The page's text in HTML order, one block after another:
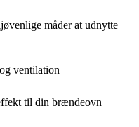
måder at udnytte
ventilation
til din brændeovn